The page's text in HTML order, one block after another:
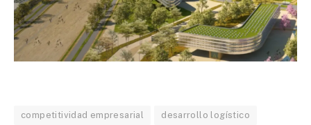
competitividad empresarial desarrollo logístico